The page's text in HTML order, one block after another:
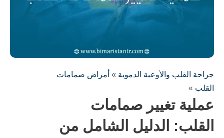
جراحة القلب والأوعية الدموية » أمراض صمامات
القلب »
عملية تغيير صمامات
القلب: الدليل الشامل من